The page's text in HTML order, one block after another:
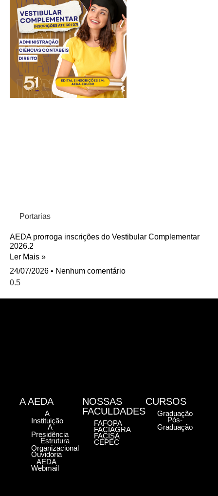
Portarias
AEDA prorroga inscrições do Vestibular Complementar
2026.2
Ler Mais »
24/07/2026
Nenhum comentário
A AEDA
A
Instituição
A
Presidência
Estrutura
Organizacional
Ouvidoria
AEDA
Webmail
NOSSAS
FACULDADES
FAFOPA
FACIAGRA
FACISA
CEPEC
CURSOS
Graduação
Pós-
Graduação